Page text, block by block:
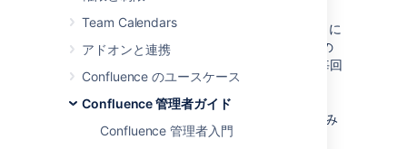
Team Calendars
アドオンと連携
Confluence のユースケース
Confluence 管理者ガイド
Confluence 管理者入門
http://www.google.com/search?q=
のように
なります。"google" キーを使用してこの検索の
ショートカットを作成する場合、ユーザーは毎回
http://www.google.com/search?
q= searchtermsを使用する代わりに、
と入力するだけですみ
ます。